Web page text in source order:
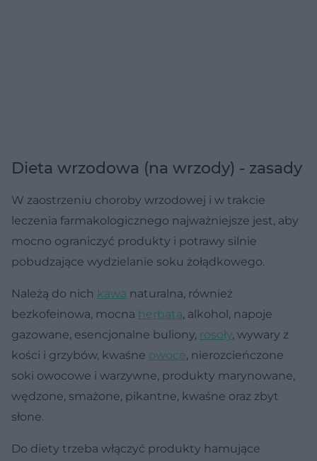
Dieta wrzodowa (na wrzody) - zasady
W zaostrzeniu choroby wrzodowej i w trakcie
leczenia farmakologicznego najważniejsze jest, aby
mocno ograniczyć produkty i potrawy silnie
pobudzające wydzielanie soku żołądkowego.
Należą do nich kawa naturalna, również
bezkofeinowa, mocna herbata, alkohol, napoje
gazowane, esencjonalne buliony, rosoły, wywary z
kości i grzybów, kwaśne owoce, nierozcieńczone
soki owocowe i warzywne, produkty marynowane,
wędzone, smażone, pikantne, kwaśne oraz zbyt
słone.
Do diety trzeba włączyć produkty hamujące